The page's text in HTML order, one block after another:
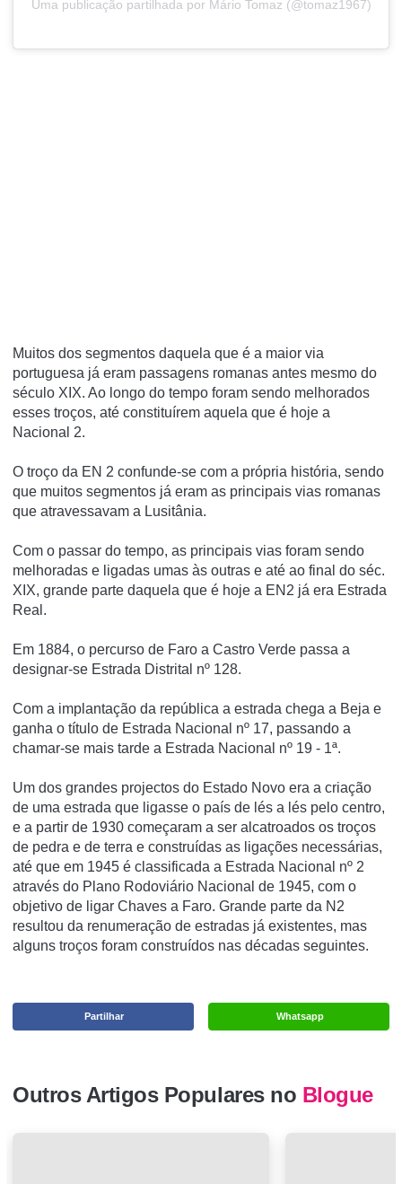
Uma publicação partilhada por Mário Tomaz (@tomaz1967)
Muitos dos segmentos daquela que é a maior via
portuguesa já eram passagens romanas antes mesmo do
século XIX. Ao longo do tempo foram sendo melhorados
esses troços, até constituírem aquela que é hoje a
Nacional 2.
O troço da EN 2 confunde-se com a própria história, sendo
que muitos segmentos já eram as principais vias romanas
que atravessavam a Lusitânia.
Com o passar do tempo, as principais vias foram sendo
melhoradas e ligadas umas às outras e até ao final do séc.
XIX, grande parte daquela que é hoje a EN2 já era Estrada
Real.
Em 1884, o percurso de Faro a Castro Verde passa a
designar-se Estrada Distrital nº 128.
Com a implantação da república a estrada chega a Beja e
ganha o título de Estrada Nacional nº 17, passando a
chamar-se mais tarde a Estrada Nacional nº 19 - 1ª.
Um dos grandes projectos do Estado Novo era a criação
de uma estrada que ligasse o país de lés a lés pelo centro,
e a partir de 1930 começaram a ser alcatroados os troços
de pedra e de terra e construídas as ligações necessárias,
até que em 1945 é classificada a Estrada Nacional nº 2
através do Plano Rodoviário Nacional de 1945, com o
objetivo de ligar Chaves a Faro. Grande parte da N2
resultou da renumeração de estradas já existentes, mas
alguns troços foram construídos nas décadas seguintes.
Whatsapp
Partilhar
Outros Artigos Populares no Blogue